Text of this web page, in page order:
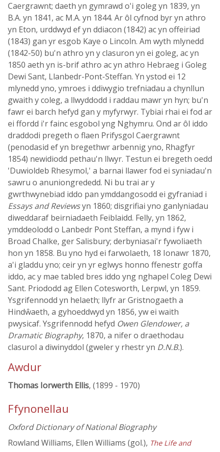
Caergrawnt; daeth yn gymrawd o'i goleg yn 1839, yn
B.A. yn 1841, ac M.A. yn 1844. Ar ôl cyfnod byr yn athro
yn Eton, urddwyd ef yn ddiacon (1842) ac yn offeiriad
(1843) gan yr esgob Kaye o Lincoln. Am wyth mlynedd
(1842-50) bu'n athro yn y clasuron yn ei goleg, ac yn
1850 aeth yn is-brif athro ac yn athro Hebraeg i Goleg
Dewi Sant, Llanbedr-Pont-Steffan. Yn ystod ei 12
mlynedd yno, ymroes i ddiwygio trefniadau a chynllun
gwaith y coleg, a llwyddodd i raddau mawr yn hyn; bu'n
fawr ei barch hefyd gan y myfyrwyr. Tybiai rhai ei fod ar
ei ffordd i'r fainc esgobol yng Nghymru. Ond ar ôl iddo
draddodi pregeth o flaen Prifysgol Caergrawnt
(penodasid ef yn bregethwr arbennig yno, Rhagfyr
1854) newidiodd pethau'n llwyr. Testun ei bregeth oedd
'Duwioldeb Rhesymol,' a barnai llawer fod ei syniadau'n
sawru o anuniongrededd. Ni bu trai ar y
gwrthwynebiad iddo pan ymddangosodd ei gyfraniad i
Essays and Reviewsyn 1860; disgrifiai yno ganlyniadau
diweddaraf beirniadaeth Feiblaidd. Felly, yn 1862,
ymddeolodd o Lanbedr Pont Steffan, a mynd i fyw i
Broad Chalke, ger Salisbury; derbyniasai'r fywoliaeth
hon yn 1858. Bu yno hyd ei farwolaeth, 18 Ionawr 1870,
a'i gladdu yno; ceir yn yr eglwys honno ffenestr goffa
iddo, ac y mae tabled bres iddo yng nghapel Coleg Dewi
Sant. Priododd ag Ellen Cotesworth, Lerpwl, yn 1859.
Ysgrifennodd yn helaeth; llyfr ar Gristnogaeth a
Hindŵaeth, a gyhoeddwyd yn 1856, yw ei waith
pwysicaf. Ysgrifennodd hefyd Owen Glendower, a
Dramatic Biography, 1870, a nifer o draethodau
clasurol a diwinyddol (gweler y rhestr yn D.N.B.).
Awdur
Thomas Iorwerth Ellis, (1899 - 1970)
Ffynonellau
Oxford Dictionary of National Biography
Rowland Williams, Ellen Williams (gol.), The Life and